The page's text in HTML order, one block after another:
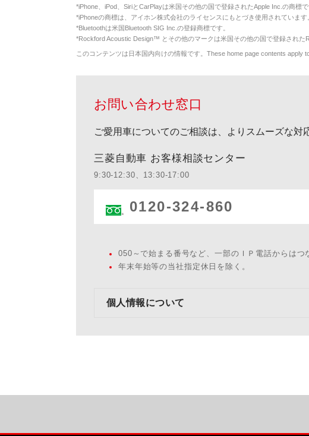
*iPhone、iPod、SiriとCarPlayは米国その他の国で登録されたApple Inc.の商標で
*iPhoneの商標は、アイホン株式会社のライセンスにもとづき使用されています
*Bluetoothは米国Bluetooth SIG Inc.の登録商標です。
*Rockford Acoustic Design™ とその他のマークは米国その他の国で登録された
このコンテンツは日本国内向けの情報です。These home page contents apply
お問い合わせ窓口
ご愛用車についてのご相談は、よりスムーズな対
三菱自動車 お客様相談センター
9:30-12:30、13:30-17:00
0120-324-860
050～で始まる番号など、一部のＩＰ電話からはつ
年末年始等の当社指定休日を除く。
個人情報について